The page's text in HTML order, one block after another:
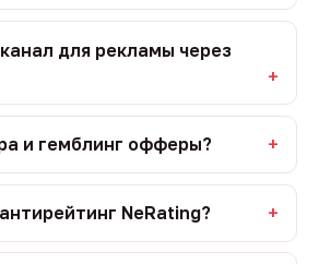
для рекламы через
и гемблинг офферы?
NeRating?